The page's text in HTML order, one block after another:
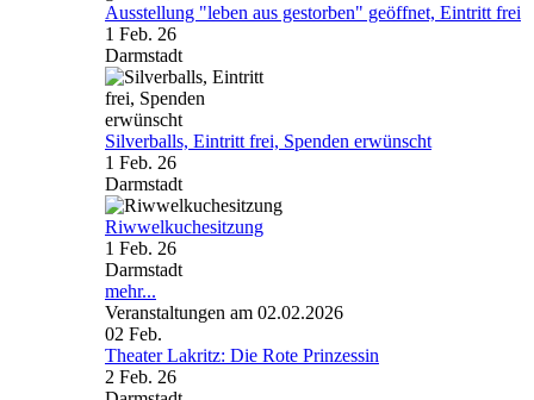
Ausstellung "leben aus gestorben" geöffnet, Eintritt frei
1 Feb. 26
Darmstadt
Silverballs, Eintritt frei, Spenden erwünscht
1 Feb. 26
Darmstadt
Riwwelkuchesitzung
1 Feb. 26
Darmstadt
mehr...
Veranstaltungen am 02.02.2026
02 Feb.
Theater Lakritz: Die Rote Prinzessin
2 Feb. 26